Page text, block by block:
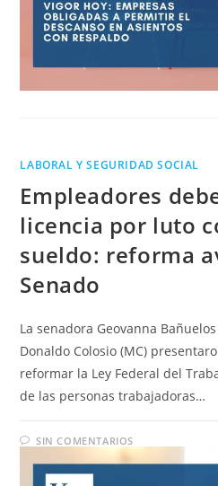
LABORAL Y SEGURIDAD SOCIAL
Empleadores
licencia por luto
sueldo: reforma
Senado
La senadora Geovanna
Donaldo Colosio (MC)
reformar la Ley Federal del
de las personas trabajadoras…
SIN COMENTARIOS